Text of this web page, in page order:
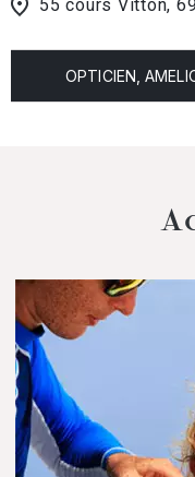
55 cours Vitton,
OPTICIEN,